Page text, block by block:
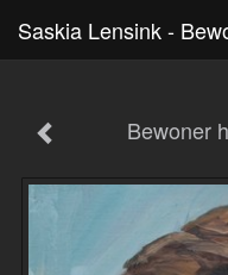
Bewoner